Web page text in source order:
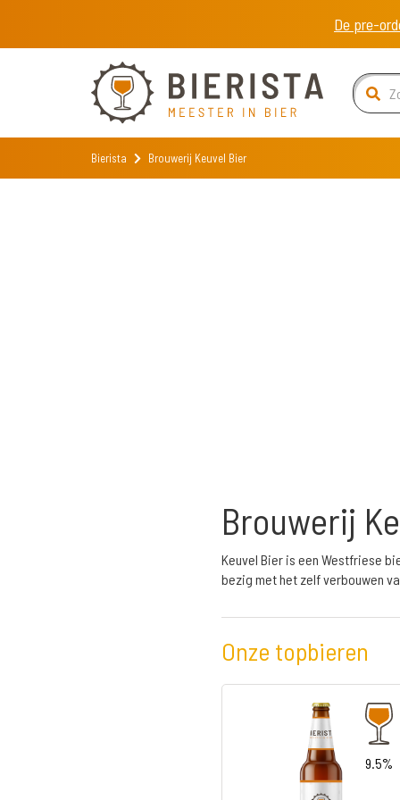
De pre-
Bierista Brouwerij Keuvel Bier
Brouwerij
Keuvel Bier is een Westfriese
bezig met het zelf verbouwen
Onze topbieren
9.5%